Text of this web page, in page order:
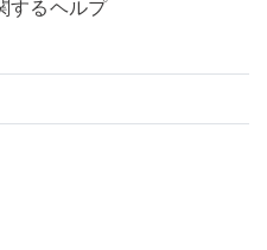
するヘルプ